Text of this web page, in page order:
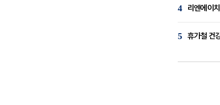
4 리엔에이
5 휴가철 건